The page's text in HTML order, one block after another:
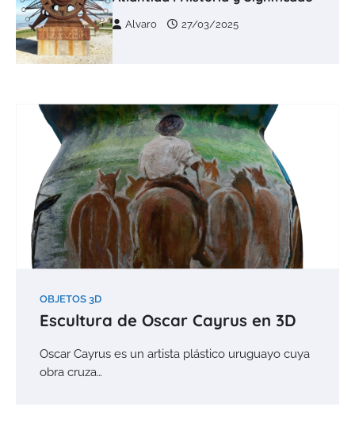
Alvaro 27/03/2025
OBJETOS 3D
Escultura de Oscar Cayrus en 3D
Oscar Cayrus es un artista plástico uruguayo cuya
obra cruza…